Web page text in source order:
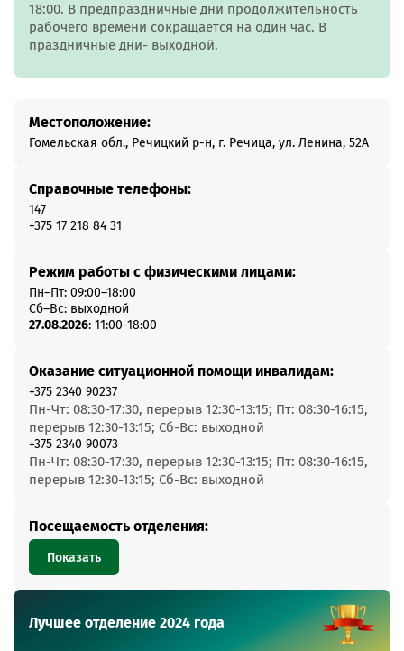
18:00. В предпраздничные дни продолжительность
рабочего времени сокращается на один час. В
праздничные дни- выходной.
Местоположение:
Гомельская обл., Речицкий р-н, г. Речица, ул. Ленина, 52А
Справочные телефоны:
147
+375 17 218 84 31
Режим работы с физическими лицами:
Пн–Пт: 09:00–18:00
Сб–Вс: выходной
27.08.2026: 11:00-18:00
Оказание ситуационной помощи инвалидам:
+375 2340 90237
Пн-Чт: 08:30-17:30, перерыв 12:30-13:15; Пт: 08:30-16:15,
перерыв 12:30-13:15; Сб-Вс: выходной
+375 2340 90073
Пн-Чт: 08:30-17:30, перерыв 12:30-13:15; Пт: 08:30-16:15,
перерыв 12:30-13:15; Сб-Вс: выходной
Посещаемость отделения:
Показать
Лучшее отделение 2024 года